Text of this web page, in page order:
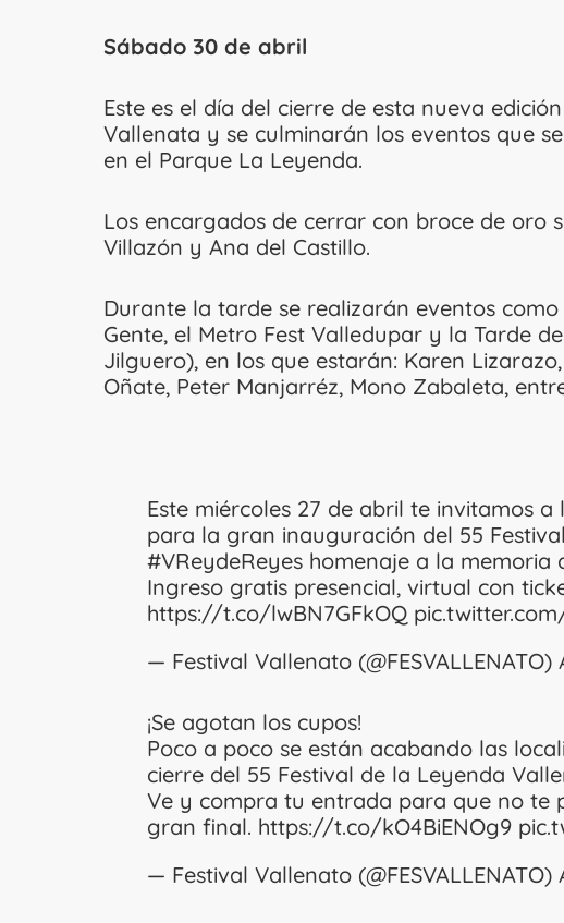
Sábado 30 de abril
Este es el día del cierre de esta nueva
Vallenata y se culminarán los eventos que
en el Parque La Leyenda.
Los encargados de cerrar con broce de oro
Villazón y Ana del Castillo.
Durante la tarde se realizarán eventos
Gente, el Metro Fest Valledupar y la Tarde
Jilguero), en los que estarán: Karen
Oñate, Peter Manjarréz, Mono Zabaleta,
Este miércoles 27 de abril te invitamos
para la gran inauguración del 55
#VReydeReyes homenaje a la memoria
Ingreso gratis presencial, virtual con
https://t.co/lwBN7GFkOQ
— Festival Vallenato (@FESVALLENATO)
¡Se agotan los cupos!
Poco a poco se están acabando las
cierre del 55 Festival de la Leyenda
Ve y compra tu entrada para que no te
gran final. https://t.co/kO4BiENOg9
— Festival Vallenato (@FESVALLENATO)